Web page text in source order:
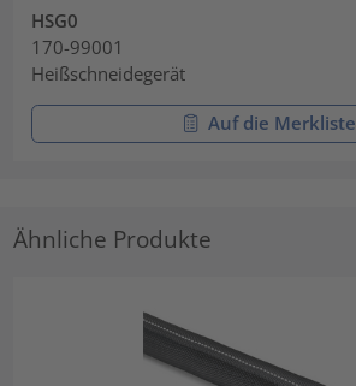
HSG0
170-99001
Heißschneidegerät
Auf die Merkliste
Ähnliche Produkte